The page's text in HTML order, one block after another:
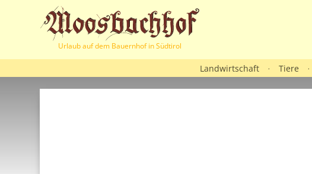
Landwirtschaft · Tiere ·
Urlaub auf dem Bauernhof in Südtirol